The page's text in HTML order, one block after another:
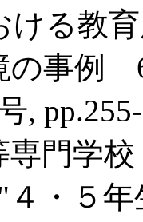
ける教
の事例
専門学校
・５